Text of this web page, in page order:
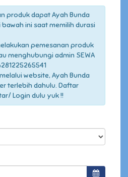
produk dapat Ayah Bunda
ini saat memilih durasi
pemesanan produk
menghubungi admin SEWA
website, Ayah Bunda
terlebih dahulu. Daftar
Login dulu yuk !!